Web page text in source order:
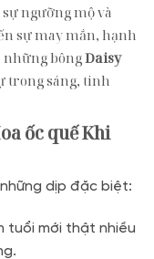
ngưỡng mộ và
sự may mắn, hạnh
những bôngDaisy
trong sáng, tinh
ốc quếKhi
dịp đặc biệt:
tuổi mới thật nhiều